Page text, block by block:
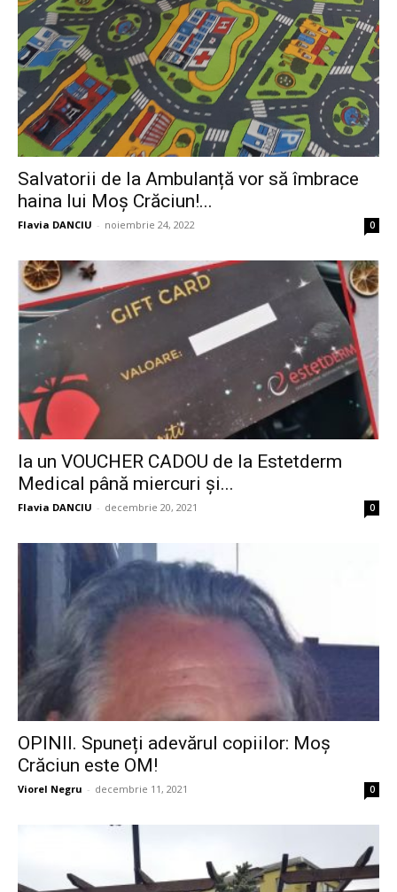
Salvatorii de la Ambulanță vor să îmbrace
haina lui Moș Crăciun!...
Flavia DANCIU - noiembrie 24, 2022 0
Ia un VOUCHER CADOU de la Estetderm
Medical până miercuri și...
Flavia DANCIU - decembrie 20, 2021 0
OPINII. Spuneți adevărul copiilor: Moș
Crăciun este OM!
Viorel Negru - decembrie 11, 2021 0